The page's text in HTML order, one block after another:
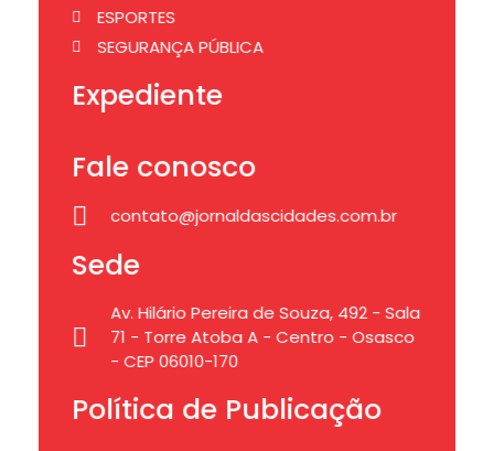
ESPORTES
SEGURANÇA PÚBLICA
Expediente
Fale conosco
contato@jornaldascidades.com.br
Sede
Av. Hilário Pereira de Souza, 492 - Sala
71 - Torre Atoba A - Centro - Osasco
- CEP 06010-170
Política de Publicação